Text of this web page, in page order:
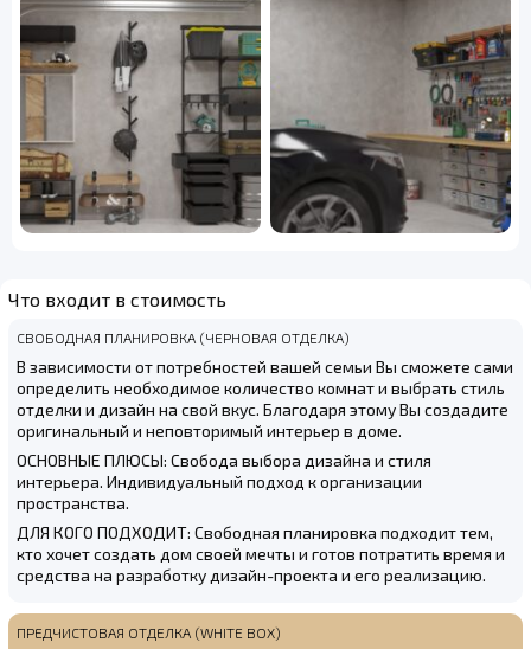
Что входит в стоимость
СВОБОДНАЯ ПЛАНИРОВКА (ЧЕРНОВАЯ ОТДЕЛКА)
В зависимости от потребностей вашей семьи Вы сможете сами
определить необходимое количество комнат и выбрать стиль
отделки и дизайн на свой вкус. Благодаря этому Вы создадите
оригинальный и неповторимый интерьер в доме.
ОСНОВНЫЕ ПЛЮСЫ: Свобода выбора дизайна и стиля
интерьера. Индивидуальный подход к организации
пространства.
ДЛЯ КОГО ПОДХОДИТ: Свободная планировка подходит тем,
кто хочет создать дом своей мечты и готов потратить время и
средства на разработку дизайн-проекта и его реализацию.
ПРЕДЧИСТОВАЯ ОТДЕЛКА (WHITE BOX)